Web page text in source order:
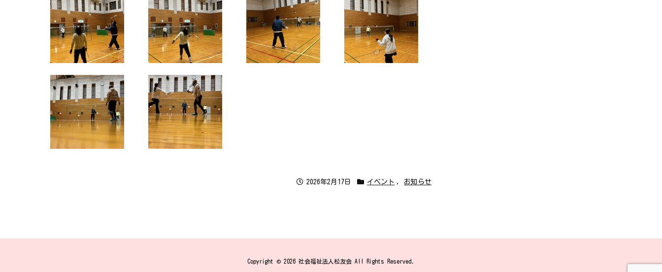
2026年2月17日 イベント , お知らせ
Copyright © 2026 社会福祉法人松友会 All Rights Reserved.